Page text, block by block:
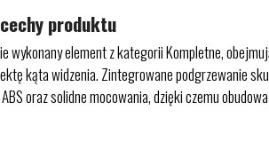
produktu
element z kategorii Kompletne,
kąta widzenia. Zintegrowane podgrzewanie
oraz solidne mocowania, dzięki czemu